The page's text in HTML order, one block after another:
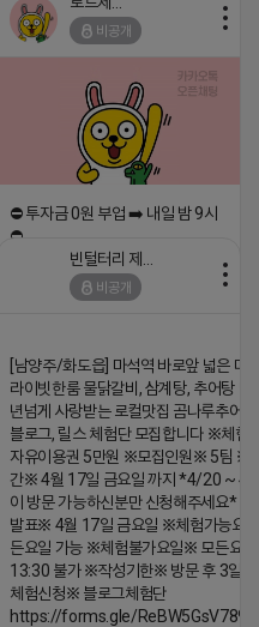
팡◀
검색
워드
파
백
카
비공개
⛔️ 투자금 0원 부업 ➡️ 내일 밤 9시
⛔️
2026-04-18 17:23
224253846149
비공개
[남양주/화도읍] 마석역 바로앞 넓은 매
라이빗한룸 물닭갈비, 삼계탕, 추어탕 맛
년넘게 사랑받는 로컬맛집 곰나루추어
블로그, 릴스 체험단 모집합니다 ※체험
자유이용권 5만원 ※모집인원※ 5팀 ※
간※ 4월 17일 금요일 까지 *4/20 ~ 4/
이 방문 가능하신분만 신청해주세요* ※
발표※ 4월 17일 금요일 ※체험가능요
든요일 가능 ※체험불가요일※ 모든요
13:30 불가 ※작성기한※ 방문 후 3일
체험신청※ 블로그체험단
https://forms.gle/